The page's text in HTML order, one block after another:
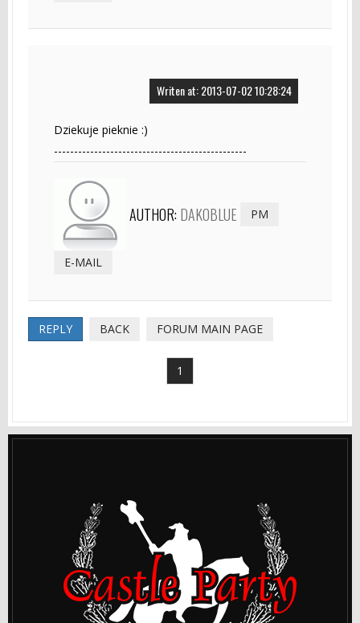
Writen at: 2013-07-02 10:28:24
Dziekuje pieknie :)
------------------------------------------------
AUTHOR: DAKOBLUE PM
E-MAIL
REPLY BACK FORUM MAIN PAGE
1